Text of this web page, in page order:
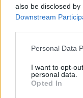
also be disclosed
Downstream
Personal Data
I want to opt-
personal data.
Opted In